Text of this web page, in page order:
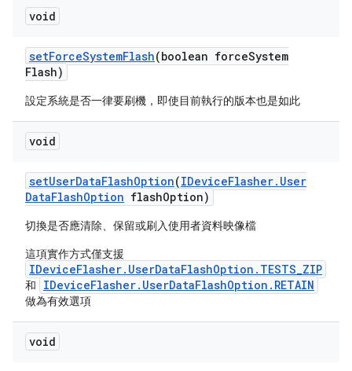
void
setForceSystemFlash(boolean forceSystem
Flash)
設定系統是否一律要刷機，即使目前執行的版本也是如此
void
setUserDataFlashOption(IDeviceFlasher. User
DataFlashOption flashOption)
切換是否應清除、保留或刷入使用者資料映像檔
這項實作方式僅支援
IDeviceFlasher.UserDataFlashOption.TESTS_ZIP
和 IDeviceFlasher.UserDataFlashOption.RETAIN
做為有效選項
void